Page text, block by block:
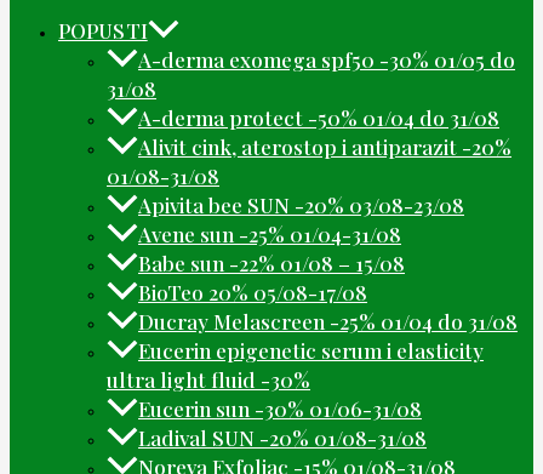
POPUSTI
A-derma exomega spf50 -30% 01/05 do
31/08
A-derma protect -50% 01/04 do 31/08
Alivit cink, aterostop i antiparazit -20%
01/08-31/08
Apivita bee SUN -20% 03/08-23/08
Avene sun -25% 01/04-31/08
Babe sun -22% 01/08 – 15/08
BioTeo 20% 05/08-17/08
Ducray Melascreen -25% 01/04 do 31/08
Eucerin epigenetic serum i elasticity
ultra light fluid -30%
Eucerin sun -30% 01/06-31/08
Ladival SUN -20% 01/08-31/08
Noreva Exfoliac -15% 01/08-31/08